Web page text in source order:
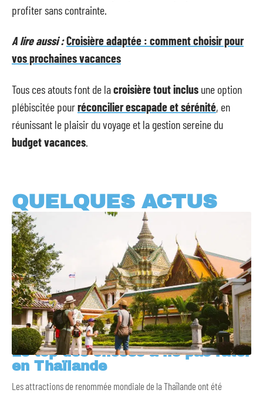
profiter sans contrainte.
A lire aussi :Croisière adaptée : comment choisir pour
vos prochaines vacances
Tous ces atouts font de lacroisière tout inclus une option
plébiscitée pourréconcilier escapade et sérénité, en
réunissant le plaisir du voyage et la gestion sereine du
budget vacances
QUELQUES ACTUS
Le top des choses à ne pas rater
en Thaïlande
Les attractions de renommée mondiale de la Thaïlande ont été